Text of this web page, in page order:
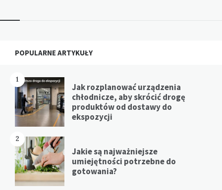
Widgets
POPULARNE ARTYKUŁY
1
Jak rozplanować urządzenia
chłodnicze, aby skrócić drogę
produktów od dostawy do
ekspozycji
2
Jakie są najważniejsze
umiejętności potrzebne do
gotowania?